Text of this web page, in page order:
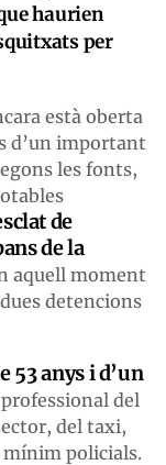
haurien
per
està oberta
d’un important
les fonts,
de
de la
aquell moment
detencions
53 anys i d’un
del
del taxi,
mínim policials.